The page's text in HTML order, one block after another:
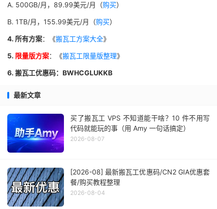
A. 500GB/月，89.99美元/月（购买）
B. 1TB/月，155.99美元/月（购买）
4. 所有方案：《搬瓦工方案大全》
5. 限量版方案：《搬瓦工限量版整理》
6. 搬瓦工优惠码：BWHCGLUKKB
最新文章
买了搬瓦工 VPS 不知道能干啥？10 件不用写
代码就能玩的事（用 Amy 一句话搞定）
2026-08-07
[2026-08] 最新搬瓦工优惠码/CN2 GIA优惠套
餐/购买教程整理
2026-08-04